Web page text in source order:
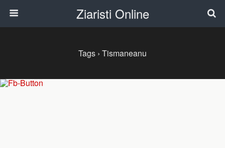
Ziaristi Online
Tags › Tismaneanu